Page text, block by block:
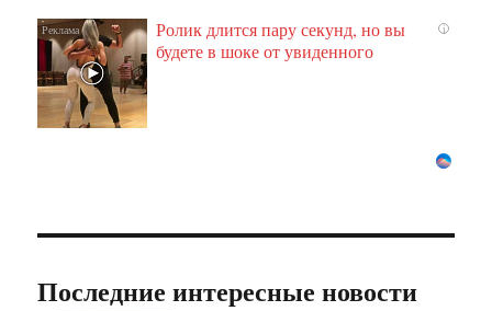
i
Ролик длится пару секунд, но вы
будете в шоке от увиденного
Последние интересные новости